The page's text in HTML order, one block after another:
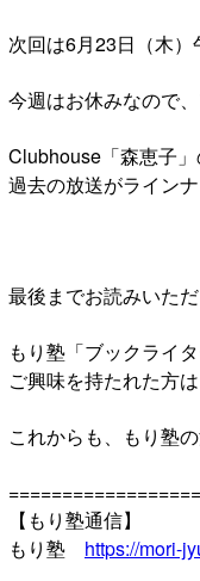
次回は6月23日（木）
今週はお休みなので
Clubhouse「森恵子
過去の放送がライン
最後までお読みいた
もり塾「ブックライ
ご興味を持たれた方
これからも、もり塾
【もり塾通信】
もり塾 https://mori-